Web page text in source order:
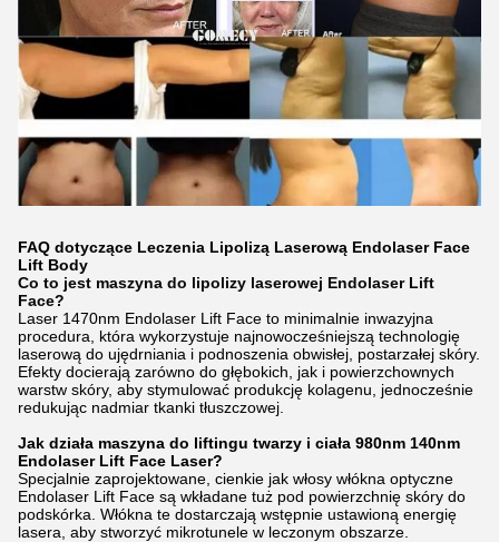
FAQ dotyczące Leczenia Lipolizą Laserową Endolaser Face
Lift Body
Co to jest maszyna do lipolizy laserowej Endolaser Lift
Face?
Laser 1470nm Endolaser Lift Face to minimalnie inwazyjna
procedura, która wykorzystuje najnowocześniejszą technologię
laserową do ujędrniania i podnoszenia obwisłej, postarzałej skóry.
Efekty docierają zarówno do głębokich, jak i powierzchownych
warstw skóry, aby stymulować produkcję kolagenu, jednocześnie
redukując nadmiar tkanki tłuszczowej.
Jak działa maszyna do liftingu twarzy i ciała 980nm 140nm
Endolaser Lift Face Laser?
Specjalnie zaprojektowane, cienkie jak włosy włókna optyczne
Endolaser Lift Face są wkładane tuż pod powierzchnię skóry do
podskórka. Włókna te dostarczają wstępnie ustawioną energię
lasera, aby stworzyć mikrotunele w leczonym obszarze.